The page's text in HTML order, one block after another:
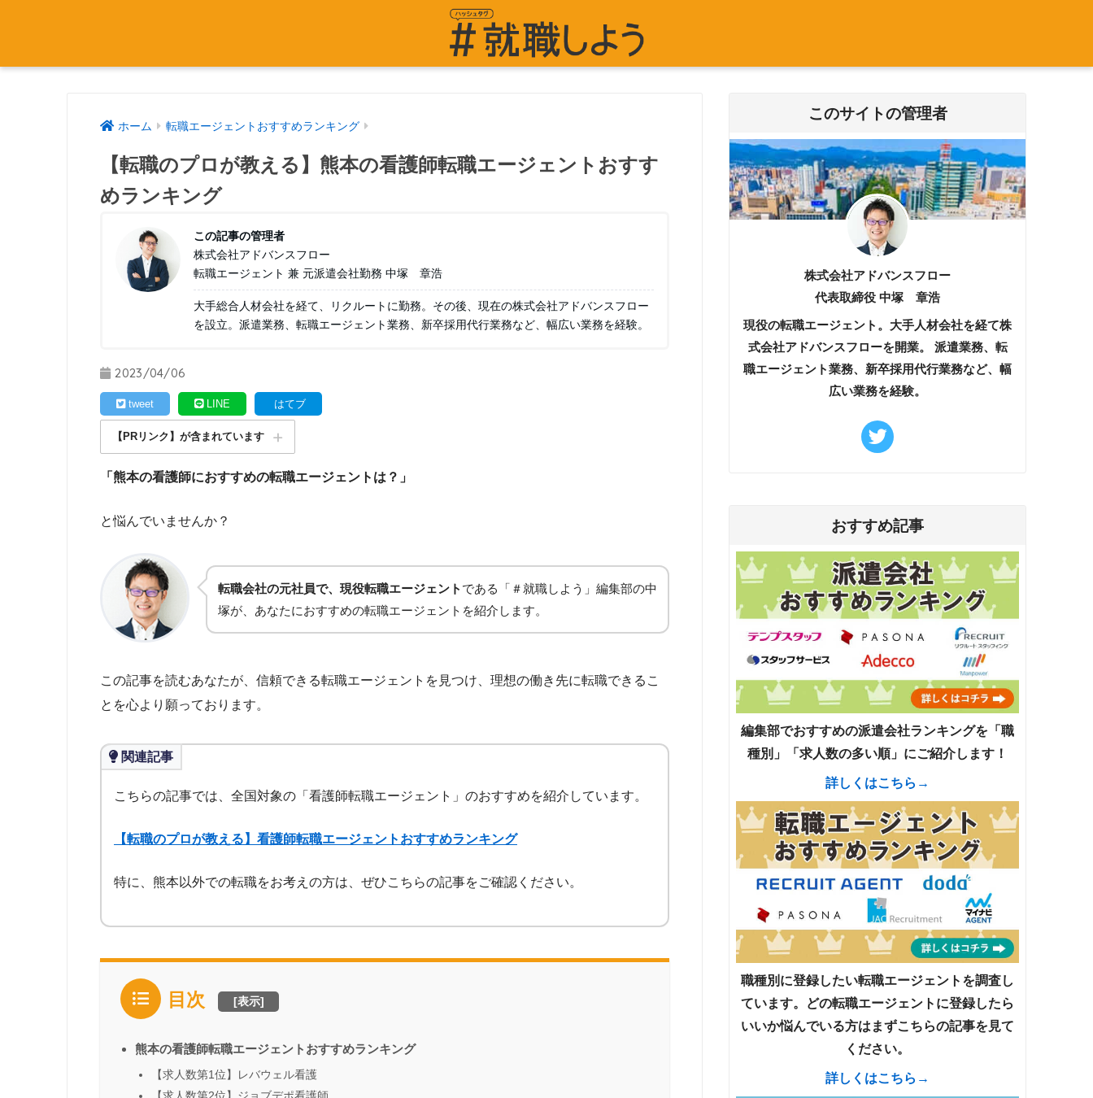
ホーム 転職エージェントおすすめランキング
【転職のプロが教える】熊本の看護師転職エージェントおすす
めランキング
この記事の管理者
株式会社アドバンスフロー
転職エージェント 兼 元派遣会社勤務 中塚 章浩
大手総合人材会社を経て、リクルートに勤務。その後、現在の株式会社アドバンスフロー
を設立。派遣業務、転職エージェント業務、新卒採用代行業務など、幅広い業務を経験。
2023/04/06
tweet LINE はてブ
【PRリンク】が含まれています
「熊本の看護師におすすめの転職エージェントは？」
と悩んでいませんか？
転職会社の元社員で、現役転職エージェント である「＃就職しよう」編集部の中
塚が、あなたにおすすめの転職エージェントを紹介します。
この記事を読むあなたが、信頼できる転職エージェントを見つけ、理想の働き先に転職できるこ
とを心より願っております。
関連記事
こちらの記事では、全国対象の「看護師転職エージェント」のおすすめを紹介しています。
【転職のプロが教える】看護師転職エージェントおすすめランキング
特に、熊本以外での転職をお考えの方は、ぜひこちらの記事をご確認ください。
目次 [表示]
熊本の看護師転職エージェントおすすめランキング
【求人数第1位】レバウェル看護
【求人数第2位】ジョブデポ看護師
このサイトの管理者
株式会社アドバンスフロー
代表取締役 中塚 章浩
現役の転職エージェント。大手人材会社を経て株
式会社アドバンスフローを開業。 派遣業務、転
職エージェント業務、新卒採用代行業務など、幅
広い業務を経験。
おすすめ記事
編集部でおすすめの派遣会社ランキングを「職
種別」「求人数の多い順」にご紹介します！
詳しくはこちら→
職種別に登録したい転職エージェントを調査し
ています。どの転職エージェントに登録したら
いいか悩んでいる方はまずこちらの記事を見て
ください。
詳しくはこちら→